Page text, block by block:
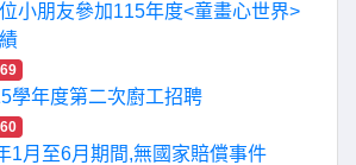
小朋友參加115年度<童畫心世界>
69
學年度第二次廚工招聘
60
1月至6月期間,無國家賠償事件